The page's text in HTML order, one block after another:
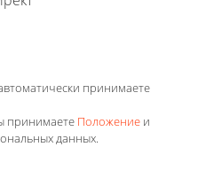
принимаете
принимаете Положение и
данных.